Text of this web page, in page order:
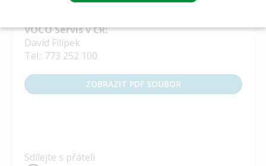
VOCO Servis v ČR:
David Filípek
Tel.: 773 252 100
ZOBRAZIT PDF SOUBOR
Sdílejte s přáteli